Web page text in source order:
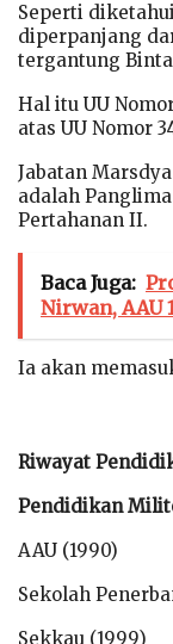
Seperti
diperpanjang
tergantung
Hal itu UU
atas UU Nomor
Jabatan
adalah
Pertahanan II.
Baca Juga:
Nirwan, AAU
Ia akan
Riwayat
Pendidikan
AAU (1990)
Sekolah
Sekkau (1999)